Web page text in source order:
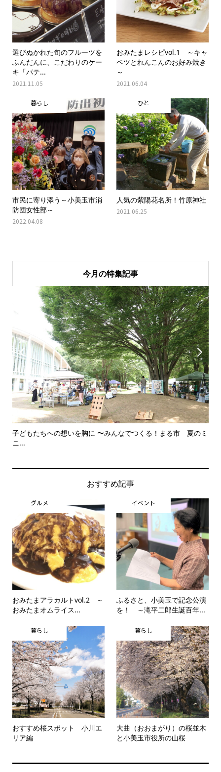
選びぬかれた旬のフルーツを
ふんだんに、こだわりのケー
キ「パテ...
2021.11.05
おみたまレシピvol.1 ～キャ
ベツとれんこんのお好み焼き
～
2021.06.04
暮らし
市民に寄り添う～小美玉市消
防団女性部～
2022.04.08
ひと
人気の紫陽花名所！竹原神社
2021.06.25
今月の特集記事

子どもたちへの想いを胸に 〜みんなでつくる！まる市 夏のミ
ニ...

おすすめ記事
グルメ
おみたまアラカルトvol.2 ～
おみたまオムライス...
イベント
ふるさと、小美玉で記念公演
を！ ～滝平二郎生誕百年...
暮らし
おすすめ桜スポット 小川エ
リア編
暮らし
大曲（おおまがり）の桜並木
と小美玉市役所の山桜